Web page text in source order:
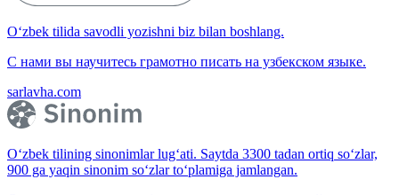
O‘zbek tilida savodli yozishni biz bilan boshlang.
С нами вы научитесь грамотно писать на узбекском языке.
sarlavha.com
O‘zbek tilining sinonimlar lug‘ati. Saytda 3300 tadan ortiq so‘zlar,
900 ga yaqin sinonim so‘zlar to‘plamiga jamlangan.